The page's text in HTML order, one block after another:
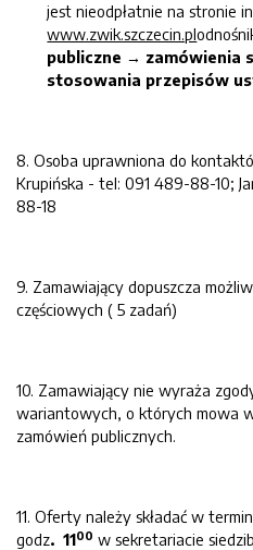
jest nieodpłatnie na stronie
www.zwik.szczecin.pl
publiczne → zamówienia
stosowania przepisów
8. Osoba uprawniona do
Krupińska - tel: 091 489-88-10;
88-18
9. Zamawiający dopuszcza
częściowych ( 5 zadań)
10. Zamawiający nie wyraża
wariantowych, o których mowa
zamówień publicznych.
11. Oferty należy składać w
godz. 1100 w sekretariacie